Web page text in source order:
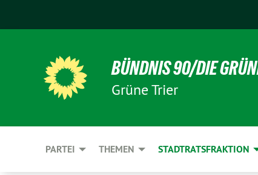
BÜNDNIS 90/DIE
Grüne Trier
PARTEI THEMEN STADTRATSFRAKTION